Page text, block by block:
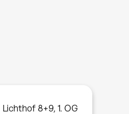
Lichthof 8+9, 1. OG